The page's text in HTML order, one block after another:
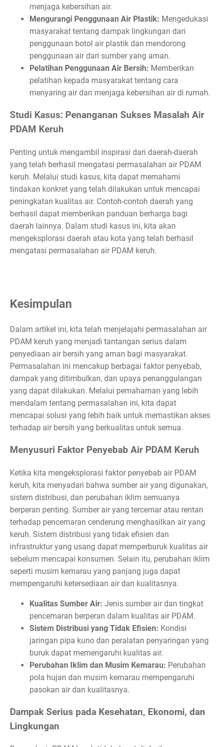
menjaga kebersihan air.
Mengurangi Penggunaan Air Plastik: Mengedukasi
masyarakat tentang dampak lingkungan dari
penggunaan botol air plastik dan mendorong
penggunaan air dari sumber yang aman.
Pelatihan Penggunaan Air Bersih: Memberikan
pelatihan kepada masyarakat tentang cara
menyaring air dan menjaga kebersihan air di rumah.
Studi Kasus: Penanganan Sukses Masalah Air
PDAM Keruh
Penting untuk mengambil inspirasi dari daerah-daerah
yang telah berhasil mengatasi permasalahan air PDAM
keruh. Melalui studi kasus, kita dapat memahami
tindakan konkret yang telah dilakukan untuk mencapai
peningkatan kualitas air. Contoh-contoh daerah yang
berhasil dapat memberikan panduan berharga bagi
daerah lainnya. Dalam studi kasus ini, kita akan
mengeksplorasi daerah atau kota yang telah berhasil
mengatasi permasalahan air PDAM keruh.
Kesimpulan
Dalam artikel ini, kita telah menjelajahi permasalahan air
PDAM keruh yang menjadi tantangan serius dalam
penyediaan air bersih yang aman bagi masyarakat.
Permasalahan ini mencakup berbagai faktor penyebab,
dampak yang ditimbulkan, dan upaya penanggulangan
yang dapat dilakukan. Melalui pemahaman yang lebih
mendalam tentang permasalahan ini, kita dapat
mencapai solusi yang lebih baik untuk memastikan akses
terhadap air bersih yang berkualitas untuk semua.
Menyusuri Faktor Penyebab Air PDAM Keruh
Ketika kita mengeksplorasi faktor penyebab air PDAM
keruh, kita menyadari bahwa sumber air yang digunakan,
sistem distribusi, dan perubahan iklim semuanya
berperan penting. Sumber air yang tercemar atau rentan
terhadap pencemaran cenderung menghasilkan air yang
keruh. Sistem distribusi yang tidak efisien dan
infrastruktur yang usang dapat memperburuk kualitas air
sebelum mencapai konsumen. Selain itu, perubahan iklim
seperti musim kemarau yang panjang juga dapat
mempengaruhi ketersediaan air dan kualitasnya.
Kualitas Sumber Air: Jenis sumber air dan tingkat
pencemaran berperan dalam kualitas air PDAM.
Sistem Distribusi yang Tidak Efisien: Kondisi
jaringan pipa kuno dan peralatan penyaringan yang
buruk dapat memengaruhi kualitas air.
Perubahan Iklim dan Musim Kemarau: Perubahan
pola hujan dan musim kemarau mempengaruhi
pasokan air dan kualitasnya.
Dampak Serius pada Kesehatan, Ekonomi, dan
Lingkungan